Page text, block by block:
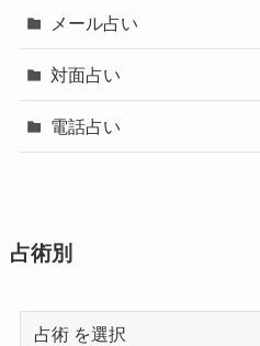
メール占い
対面占い
電話占い
占術別